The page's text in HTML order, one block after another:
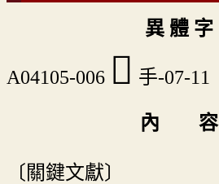
異 體 字
A04105-006 󵺣 手-07-11
內 容
〔關鍵文獻〕